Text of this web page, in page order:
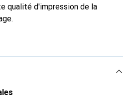
qualité d'impression de la